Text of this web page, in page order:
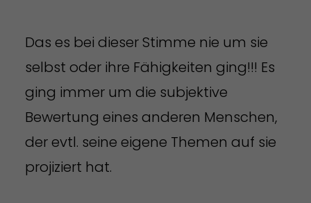
Das es bei dieser Stimme nie um sie
selbst oder ihre Fähigkeiten ging!!! Es
ging immer um die subjektive
Bewertung eines anderen Menschen,
der evtl. seine eigene Themen auf sie
projiziert hat.